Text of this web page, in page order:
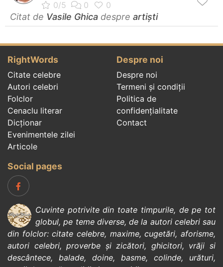
Citat de Vasile Ghica despre artiști
RightWords
Citate celebre
Autori celebri
Folclor
Cenaclu literar
Dicționar
Evenimentele zilei
Articole
Despre noi
Despre noi
Termeni și condiții
Politica de
confidenţialitate
Contact
Social pages
Cuvinte potrivite din toate timpurile, de pe tot
globul, pe teme diverse, de la autori celebrisau
din folclor:citate celebre, maxime,cugetări,aforisme,
autori celebri,proverbe și zicători, ghicitori, vrăji si
descântece, balade, doine, basme, colinde, urături,